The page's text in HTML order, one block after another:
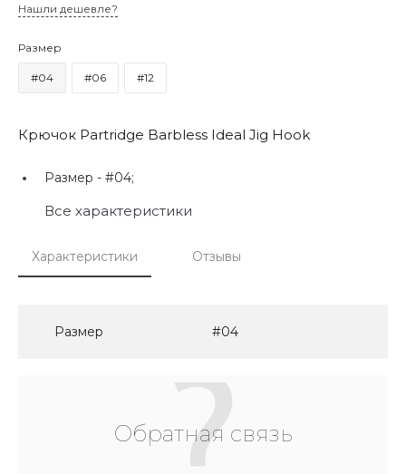
Нашли дешевле?
Размер
#04 #06 #12
Крючок Partridge Barbless Ideal Jig Hook
Размер - #04;
Все характеристики
Характеристики Отзывы
Размер #04
Обратная связь